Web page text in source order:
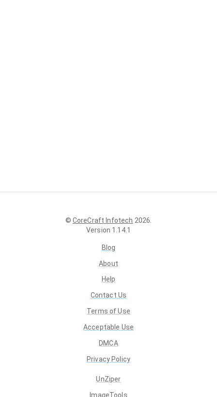
© CoreCraft Infotech 2026
Version 1.14.1
Blog
About
Help
Contact Us
Terms of Use
Acceptable Use
DMCA
Privacy Policy
UnZiper
ImageTools